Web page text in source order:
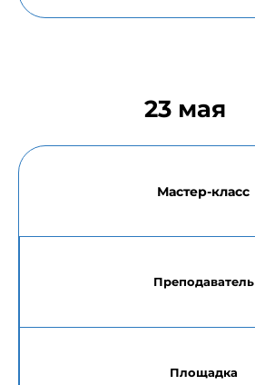
23 мая
Мастер-класс
Преподаватель
Площадка